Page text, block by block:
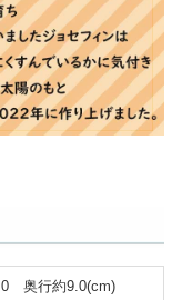
奥行約9.0(cm)